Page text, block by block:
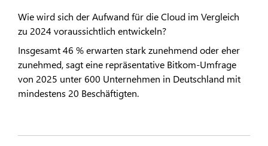
Wie wird sich der Aufwand für die Cloud im Vergleich
zu 2024 voraussichtlich entwickeln?
Insgesamt 46 % erwarten stark zunehmend oder eher
zunehmed, sagt eine repräsentative Bitkom-Umfrage
von 2025 unter 600 Unternehmen in Deutschland mit
mindestens 20 Beschäftigten.